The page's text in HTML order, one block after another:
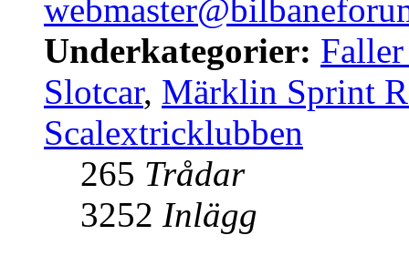
Underkategorier:
Slotcar, Märklin Sprint
Scalextricklubben
265 Trådar
3252 Inlägg